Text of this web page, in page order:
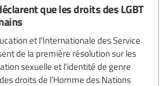
que les droits des LGBT
et l’Internationale des Service
de la première résolution sur les
sexuelle et l’identité de genre
droits de l’Homme des Nations